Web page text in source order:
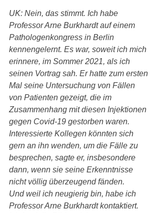
UK: Nein, das stimmt. Ich habe
Professor Arne Burkhardt auf einem
Pathologenkongress in Berlin
kennengelernt. Es war, soweit ich mich
erinnere, im Sommer 2021, als ich
seinen Vortrag sah. Er hatte zum ersten
Mal seine Untersuchung von Fällen
von Patienten gezeigt, die im
Zusammenhang mit diesen Injektionen
gegen Covid-19 gestorben waren.
Interessierte Kollegen könnten sich
gern an ihn wenden, um die Fälle zu
besprechen, sagte er, insbesondere
dann, wenn sie seine Erkenntnisse
nicht völlig überzeugend fänden.
Und weil ich neugierig bin, habe ich
Professor Arne Burkhardt kontaktiert.